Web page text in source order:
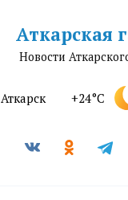
Аткарская
Новости
Аткарск +24°C